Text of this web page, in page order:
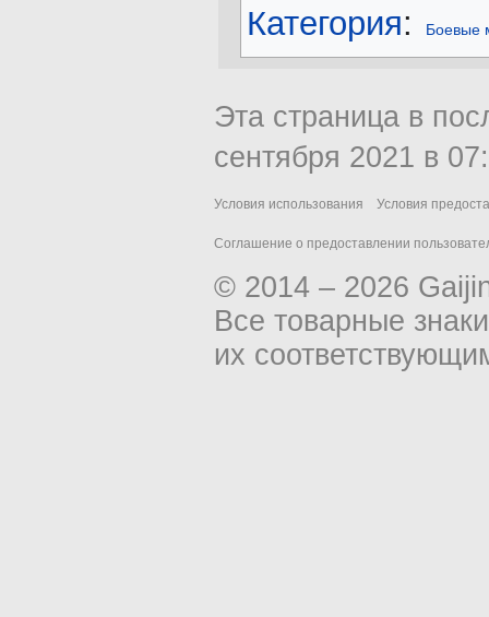
Категория: Боевые
Эта страница в
сентября 2021 в
Условия использования Условия
Соглашение о предоставлении
© 2014 – 2026
Все товарные
их